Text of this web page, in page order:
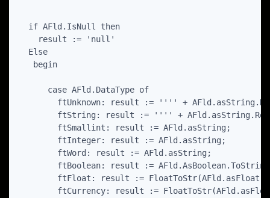
  if AFld.IsNull then
    result := 'null'
  Else
   begin
      case AFld.DataType of
ftUnknown: result := '''' +
ftString: result := '''' +
        ftSmallint: result := AFld.asString;
        ftInteger: result := AFld.asString;
        ftWord: result := AFld.asString;
ftBoolean: result :=
        ftFloat: result := FloatToStr(AFld.asFloat);
ftCurrency: result :=